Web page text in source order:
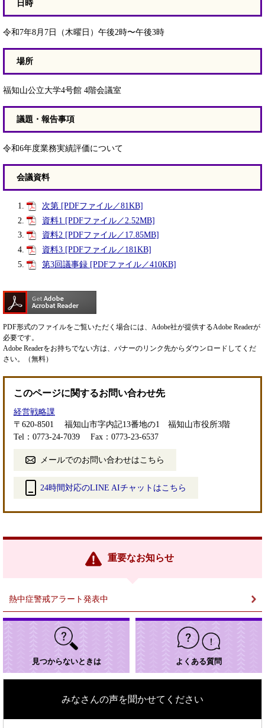
日時
令和7年8月7日（木曜日）午後2時〜午後3時
場所
福知山公立大学4号館 4階会議室
議題・報告事項
​​令和6年度業務実績評価について
会議資料
次第 [PDFファイル／81KB]​​​
資料1 [PDFファイル／2.52MB]
資料2 [PDFファイル／17.85MB]
資料3 [PDFファイル／181KB]
第3回議事録 [PDFファイル／410KB]
PDF形式のファイルをご覧いただく場合には、Adobe社が提供するAdobe Readerが
必要です。
Adobe Readerをお持ちでない方は、バナーのリンク先からダウンロードしてくだ
さい。（無料）
このページに関するお問い合わせ先
経営戦略課
〒620-8501
福知山市字内記13番地の1 福知山市役所3階
Tel：0773-24-7039
Fax：0773-23-6537
メールでのお問い合わせはこちら
24時間対応のLINE AIチャットはこちら
リ
重要なお知らせ
熱中症警戒アラート発表中
見つからないときは よくある質問
みなさんの声を聞かせてください